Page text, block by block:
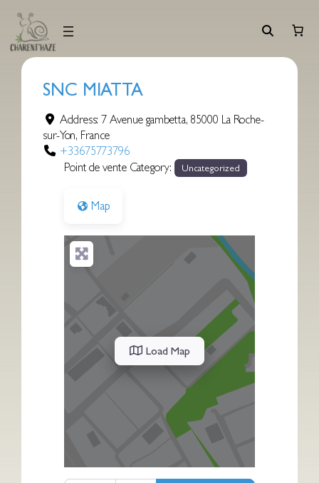
contenu
SNC MIATTA
Address:7 Avenue gambetta, 85000 La Roche-
sur-Yon, France
+33675773796
Point de vente Category:
Uncategorized
Map
Load Map